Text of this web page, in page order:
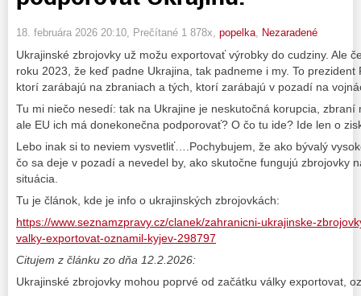
18. februára 2026 20:10 , Prečítané 1 878x, popelka Nezaradené
Ukrajinské zbrojovky už možu exportovať výrobky do cudziny. Ale
roku 2023, že keď padne Ukrajina, tak padneme i my. To prezident
ktorí zarábajú na zbraniach a tých, ktorí zarábajú v pozadí na
Tu mi niečo nesedí: tak na Ukrajine je neskutočná korupcia,
ale EU ich má donekonečna podporovať? O čo tu ide? Ide len o
Lebo inak si to neviem vysvetliť….Pochybujem, že ako bývalý
čo sa deje v pozadí a nevedel by, ako skutočne fungujú zbrojovky
situácia.
Tu je článok, kde je info o ukrajinských zbrojovkách:
https://www.seznamzpravy.cz/clanek/zahranicni-ukrajinske-
valky-exportovat-oznamil-kyjev-298797
Citujem z článku zo dňa 12.2.2026:
Ukrajinské zbrojovky mohou poprvé od začátku války exportovat,